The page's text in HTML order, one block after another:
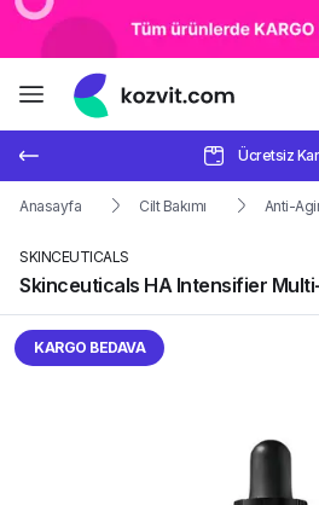
Ücretsiz
Anasayfa Cilt Bakımı Anti-
SKINCEUTICALS
Skinceuticals HA Intensifier
KARGO BEDAVA